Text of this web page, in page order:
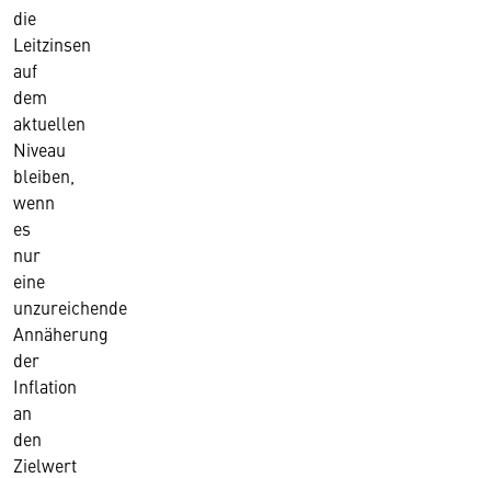
die
Leitzinsen
auf
dem
aktuellen
Niveau
bleiben,
wenn
es
nur
eine
unzureichende
Annäherung
der
Inflation
an
den
Zielwert